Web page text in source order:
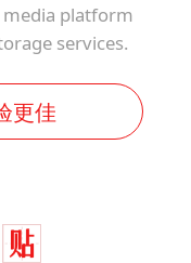
media platform
services.
更佳